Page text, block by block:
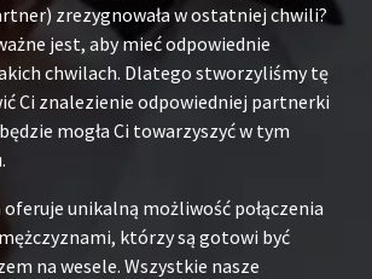
zrezygnowała w ostatniej chwili?
jest, aby mieć odpowiednie
chwilach. Dlatego stworzyliśmy tę
Ci znalezienie odpowiedniej partnerki
mogła Ci towarzyszyć w tym
unikalną możliwość połączenia
którzy są gotowi być
na wesele. Wszystkie nasze